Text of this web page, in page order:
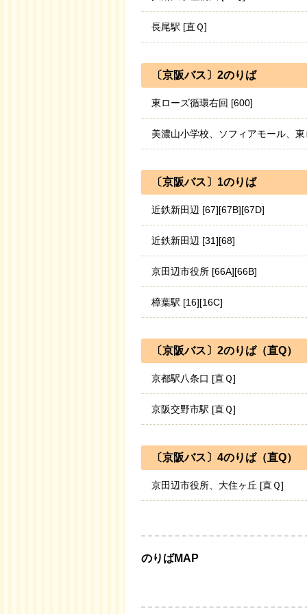
長尾駅 [直Ｑ]
〔京阪バス〕2のりば
東ローズ循環右回 [600]
美濃山小学校、ソフィアモール、
〔京阪バス〕1のりば
近鉄新田辺 [67][67B][67D]
近鉄新田辺 [31][68]
京田辺市役所 [66A][66B]
樟葉駅 [16][16C]
〔京阪バス〕2のりば（直Q）
京都駅八条口 [直Ｑ]
京阪交野市駅 [直Ｑ]
〔京阪バス〕4のりば（直Q）
京田辺市役所、大住ヶ丘 [直Ｑ]
のりばMAP